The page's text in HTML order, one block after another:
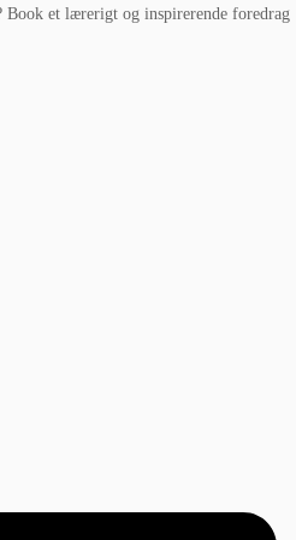
Book et lærerigt og inspirerende foredrag